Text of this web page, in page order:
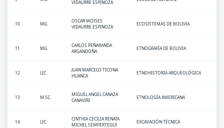
VIDAURRE ESPINOZA
10 MG.
OSCAR MOISES
VIDAURRE ESPINOZA
ECOSISTEMAS DE BOLIVIA
11 MG.
CARLOS PEÑARANDA
ARGANDOÑA
ETNOGRAFÍA DE BOLIVIA
12 LIC.
JUAN MARCELO TICONA
HUANCA
ETNOHISTORIA ARQUEOLÓGICA
13 M.SC.
MIGUEL ANGEL CANAZA
CANAVIRI
ETNOLOGÍA AMERICANA
14 LIC.
CINTHIA CECILIA RENATA
MICHEL SEMPERTEGUI
EXCAVACIÓN TÉCNICA